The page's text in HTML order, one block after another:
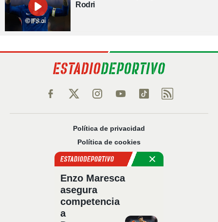
Rodri
Política de privacidad
Política de cookies
Política Comercial
Configuración de privacidad
Sobre nosotros
Enzo Maresca
asegura
competencia
a